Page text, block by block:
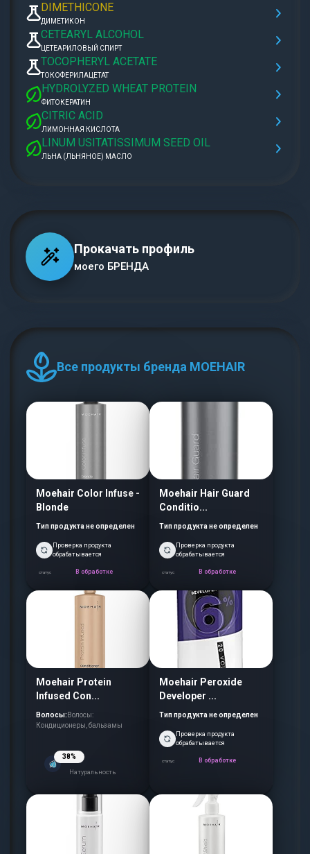
DIMETHICONE
ДИМЕТИКОН
CETEARYL ALCOHOL
ЦЕТЕАРИЛОВЫЙ СПИРТ
TOCOPHERYL ACETATE
ТОКОФЕРИЛАЦЕТАТ
HYDROLYZED WHEAT PROTEIN
ФИТОКЕРАТИН
CITRIC ACID
ЛИМОННАЯ КИСЛОТА
LINUM USITATISSIMUM SEED OIL
ЛЬНА (ЛЬНЯНОЕ) МАСЛО
Прокачать профиль
моего БРЕНДА
Все продукты бренда MOEHAIR
Moehair Color Infuse -
Blonde
Тип продукта не определен
Проверка продукта
обрабатывается
статус В обработке
Moehair Hair Guard
Conditio...
Тип продукта не определен
Проверка продукта
обрабатывается
статус В обработке
Moehair Protein
Infused Con...
Волосы: Волосы:
Кондиционеры, бальзамы
38%
Натуральность
Moehair Peroxide
Developer ...
Тип продукта не определен
Проверка продукта
обрабатывается
статус В обработке